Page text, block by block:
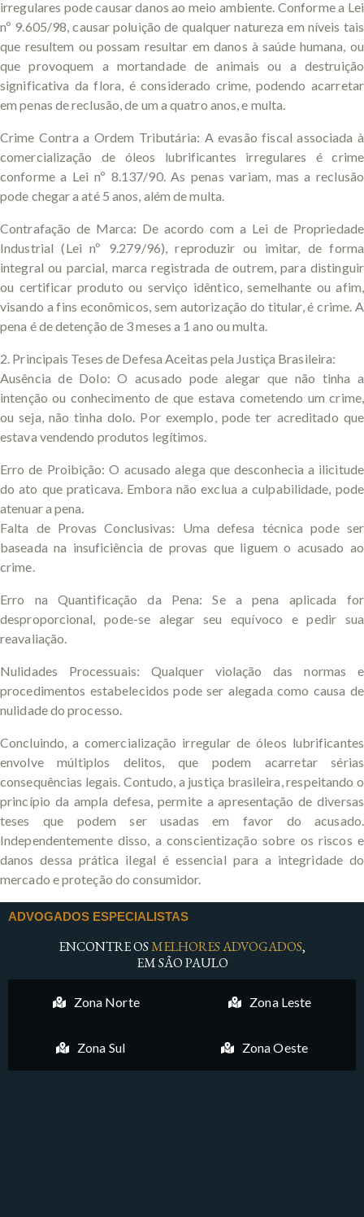
irregulares pode causar danos ao meio ambiente. Conforme a Lei
nº 9.605/98, causar poluição de qualquer natureza em níveis tais
que resultem ou possam resultar em danos à saúde humana, ou
que provoquem a mortandade de animais ou a destruição
significativa da flora, é considerado crime, podendo acarretar
em penas de reclusão, de um a quatro anos, e multa.
Crime Contra a Ordem Tributária: A evasão fiscal associada à
comercialização de óleos lubrificantes irregulares é crime
conforme a Lei nº 8.137/90. As penas variam, mas a reclusão
pode chegar a até 5 anos, além de multa.
Contrafação de Marca: De acordo com a Lei de Propriedade
Industrial (Lei nº 9.279/96), reproduzir ou imitar, de forma
integral ou parcial, marca registrada de outrem, para distinguir
ou certificar produto ou serviço idêntico, semelhante ou afim,
visando a fins econômicos, sem autorização do titular, é crime. A
pena é de detenção de 3 meses a 1 ano ou multa.
2. Principais Teses de Defesa Aceitas pela Justiça Brasileira:
Ausência de Dolo: O acusado pode alegar que não tinha a
intenção ou conhecimento de que estava cometendo um crime,
ou seja, não tinha dolo. Por exemplo, pode ter acreditado que
estava vendendo produtos legítimos.
Erro de Proibição: O acusado alega que desconhecia a ilicitude
do ato que praticava. Embora não exclua a culpabilidade, pode
atenuar a pena.
Falta de Provas Conclusivas: Uma defesa técnica pode ser
baseada na insuficiência de provas que liguem o acusado ao
crime.
Erro na Quantificação da Pena: Se a pena aplicada for
desproporcional, pode-se alegar seu equívoco e pedir sua
reavaliação.
Nulidades Processuais: Qualquer violação das normas e
procedimentos estabelecidos pode ser alegada como causa de
nulidade do processo.
Concluindo, a comercialização irregular de óleos lubrificantes
envolve múltiplos delitos, que podem acarretar sérias
consequências legais. Contudo, a justiça brasileira, respeitando o
princípio da ampla defesa, permite a apresentação de diversas
teses que podem ser usadas em favor do acusado.
Independentemente disso, a conscientização sobre os riscos e
danos dessa prática ilegal é essencial para a integridade do
mercado e proteção do consumidor.
ADVOGADOS ESPECIALISTAS
ENCONTRE OSMELHORES ADVOGADOS,
EM SÃO PAULO
Zona Norte Zona Leste
Zona Sul Zona Oeste